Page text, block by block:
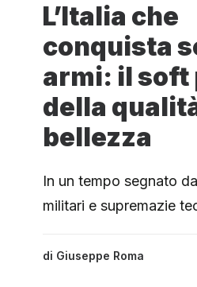
L’Italia che
conquista
armi: il soft
della
bellezza
In un tempo segnato
militari e supremazie
di Giuseppe Roma